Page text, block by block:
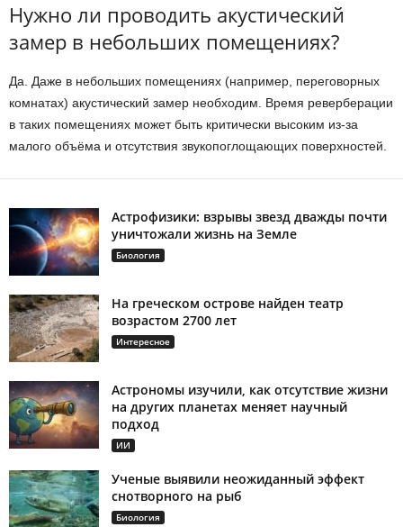
Нужно ли проводить акустический
замер в небольших помещениях?
Да. Даже в небольших помещениях (например, переговорных
комнатах) акустический замер необходим. Время реверберации
в таких помещениях может быть критически высоким из-за
малого объёма и отсутствия звукопоглощающих поверхностей.
Астрофизики: взрывы звезд дважды почти
уничтожали жизнь на Земле
Биология
На греческом острове найден театр
возрастом 2700 лет
Интересное
Астрономы изучили, как отсутствие жизни
на других планетах меняет научный
подход
ИИ
Ученые выявили неожиданный эффект
снотворного на рыб
Биология